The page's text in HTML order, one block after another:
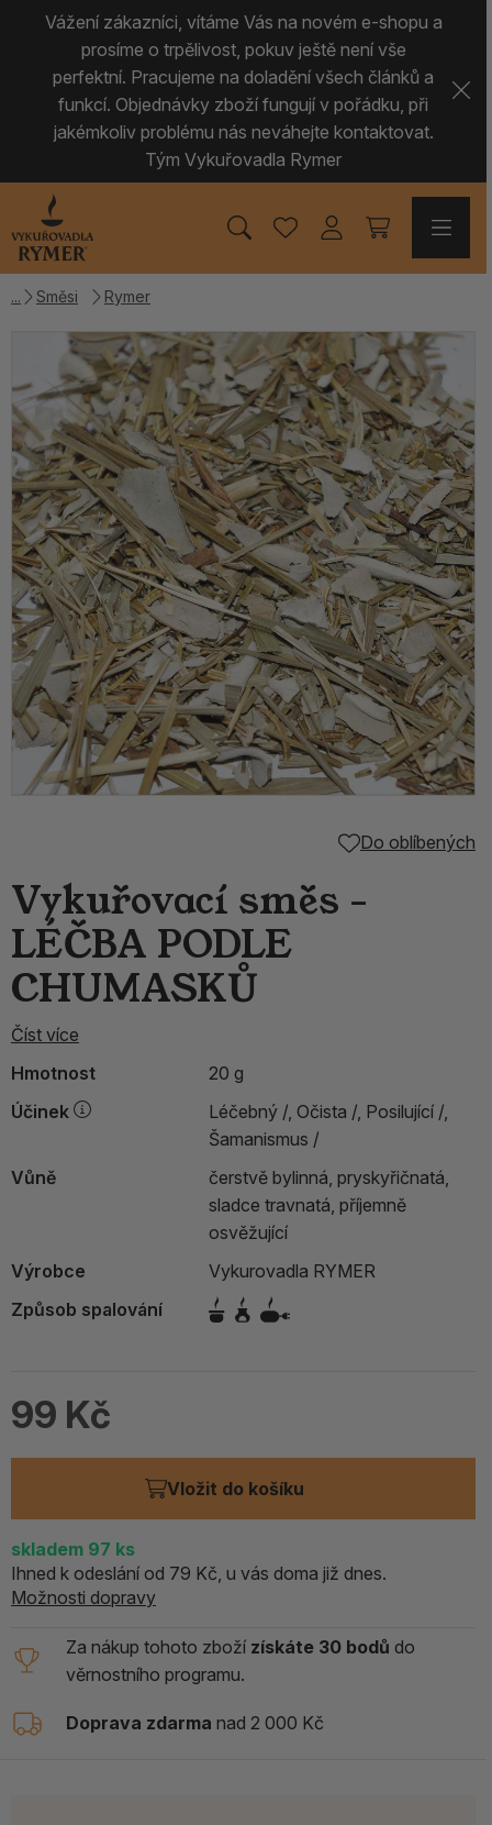
Vážení zákazníci, vítáme Vás na novém e-shopu a
prosíme o trpělivost, pokuv ještě není vše
perfektní. Pracujeme na doladění všech článků a
funkcí. Objednávky zboží fungují v pořádku, při
jakémkoliv problému nás neváhejte kontaktovat.
Tým Vykuřovadla Rymer
Směsi Rymer
Do oblíbených
Vykuřovací směs -
LÉČBA PODLE
CHUMASKŮ
Číst více
Hmotnost
20 g
Účinek
Léčebný /, Očista /, Posilující /,
Šamanismus /
Vůně
čerstvě bylinná, pryskyřičnatá,
sladce travnatá, příjemně
osvěžující
Výrobce
Vykurovadla RYMER
Způsob spalování
99 Kč
Vložit do košíku
skladem 97 ks
Ihned k odeslání od 79 Kč, u vás doma již dnes.
Možnosti dopravy
Za nákup tohoto zboží získáte 30 bodů do
věrnostního programu.
Doprava zdarma nad 2 000 Kč